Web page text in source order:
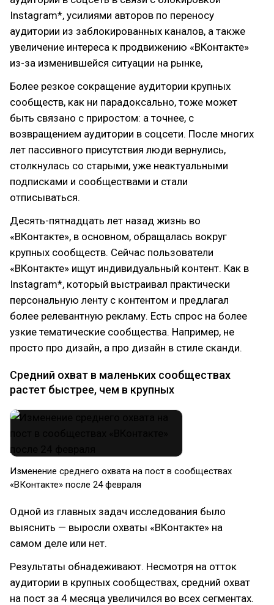
Instagram*, усилиями авторов по переносу
аудитории из заблокированных каналов, а также
увеличение интереса к продвижению «ВКонтакте»
из-за изменившейся ситуации на рынке,
Более резкое сокращение аудитории крупных
сообществ, как ни парадоксально, тоже может
быть связано с приростом: а точнее, с
возвращением аудитории в соцсети. После многих
лет пассивного присутствия люди вернулись,
столкнулась со старыми, уже неактуальными
подписками и сообществами и стали
отписываться.
Десять-пятнадцать лет назад жизнь во
«ВКонтакте», в основном, обращалась вокруг
крупных сообществ. Сейчас пользователи
«ВКонтакте» ищут индивидуальный контент. Как в
Instagram*, который выстраивал практически
персональную ленту с контентом и предлагал
более релевантную рекламу. Есть спрос на более
узкие тематические сообщества. Например, не
просто про дизайн, а про дизайн в стиле сканди.
Средний охват в маленьких сообществах
растет быстрее, чем в крупных
Изменение среднего охвата на пост в сообществах
«ВКонтакте» после 24 февраля
Одной из главных задач исследования было
выяснить — выросли охваты «ВКонтакте» на
самом деле или нет.
Результаты обнадеживают. Несмотря на отток
аудитории в крупных сообществах, средний охват
на пост за 4 месяца увеличился во всех сегментах.